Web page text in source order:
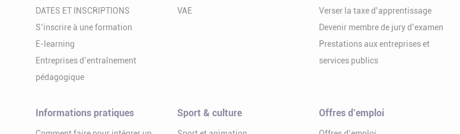
DATES ET INSCRIPTIONS
S’inscrire à une formation
E-learning
Entreprises d’entraînement
pédagogique
VAE
Verser la taxe d’apprentissage
Devenir membre de jury d’examen
Prestations aux entreprises et
services publics
Informations pratiques Sport & culture Offres d’emploi